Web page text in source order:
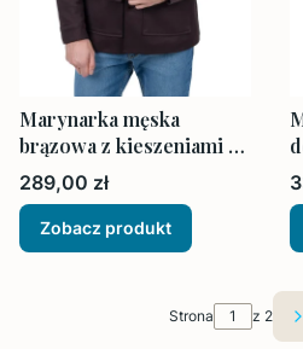
Marynarka męska
brązowa z kieszeniami na
zewnątrz
Cena
289,00 zł
Zobacz produkt
Strona z 2